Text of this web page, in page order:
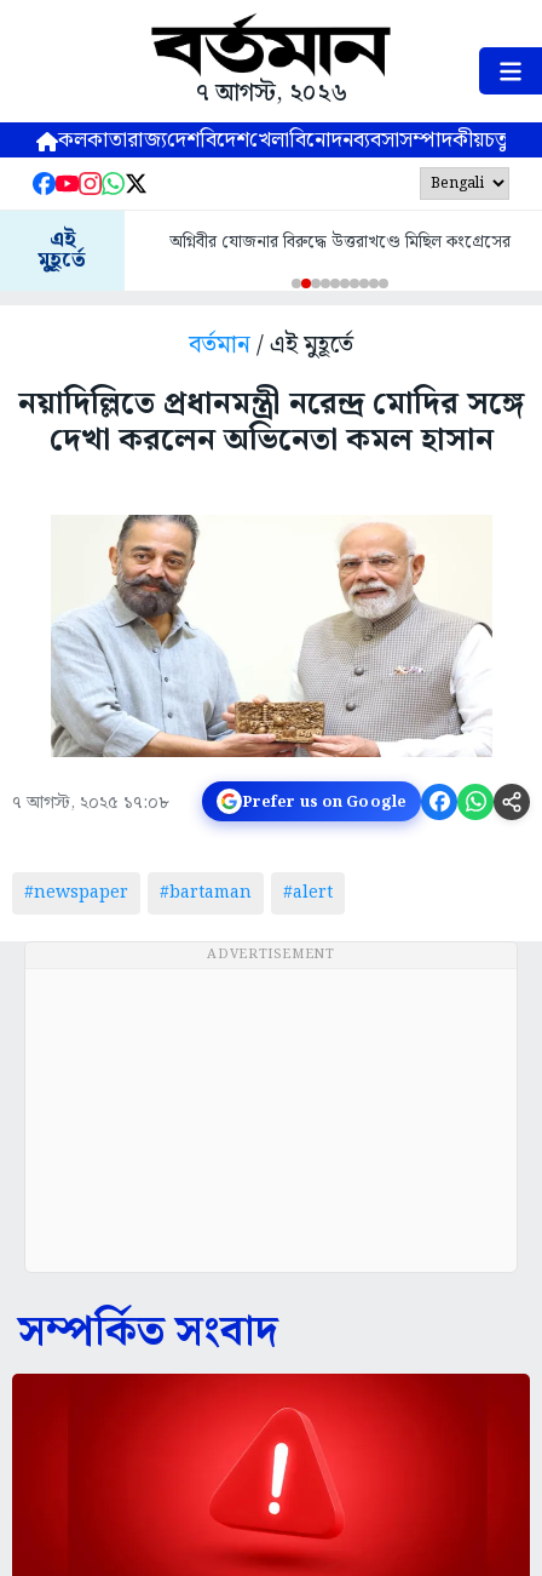
৭ আগস্ট, ২০২৬
কলকাতারাজ্যদেশবিদেশখেলাবিনোদনব্যবসাসম্পাদকীয়
এই
মুহূর্তে
অগ্নিবীর যোজনার বিরুদ্ধে উত্তরাখণ্ডে মিছিল কংগ্রেসের
বর্তমান/ এই মুহূর্তে
নয়াদিল্লিতে প্রধানমন্ত্রী নরেন্দ্র মোদির সঙ্গে
দেখা করলেন অভিনেতা কমল হাসান
৭ আগস্ট, ২০২৫ ১৭:০৮ Prefer us on Google
#newspaper #bartaman #alert
ADVERTISEMENT
সম্পর্কিত সংবাদ